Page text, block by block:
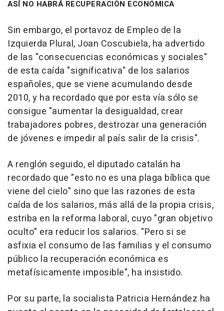
ASÍ NO HABRÁ RECUPERACIÓN ECONÓMICA
Sin embargo, el portavoz de Empleo de la
Izquierda Plural, Joan Coscubiela, ha advertido
de las "consecuencias económicas y sociales"
de esta caída "significativa" de los salarios
españoles, que se viene acumulando desde
2010, y ha recordado que por esta vía sólo se
consigue "aumentar la desigualdad, crear
trabajadores pobres, destrozar una generación
de jóvenes e impedir al país salir de la crisis".
A renglón seguido, el diputado catalán ha
recordado que "esto no es una plaga bíblica que
viene del cielo" sino que las razones de esta
caída de los salarios, más allá de la propia crisis,
estriba en la reforma laboral, cuyo "gran objetivo
oculto" era reducir los salarios. "Pero si se
asfixia el consumo de las familias y el consumo
público la recuperación económica es
metafísicamente imposible", ha insistido.
Por su parte, la socialista Patricia Hernández ha